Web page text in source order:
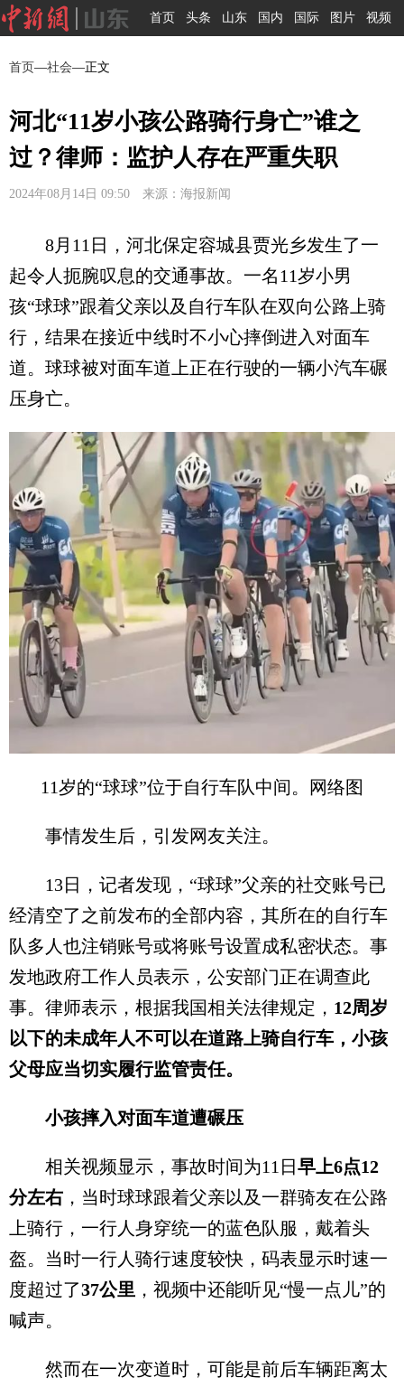
首页 头条 山东 国内 国际 图片 视频
首页—社会—正文
河北“11岁小孩公路骑行身亡”谁之
过？律师：监护人存在严重失职
2024年08月14日 09:50 来源：海报新闻
8月11日，河北保定容城县贾光乡发生了一
起令人扼腕叹息的交通事故。一名11岁小男
孩“球球”跟着父亲以及自行车队在双向公路上骑
行，结果在接近中线时不小心摔倒进入对面车
道。球球被对面车道上正在行驶的一辆小汽车碾
压身亡。
11岁的“球球”位于自行车队中间。网络图
事情发生后，引发网友关注。
13日，记者发现，“球球”父亲的社交账号已
经清空了之前发布的全部内容，其所在的自行车
队多人也注销账号或将账号设置成私密状态。事
发地政府工作人员表示，公安部门正在调查此
事。律师表示，根据我国相关法律规定， 12周岁
以下的未成年人不可以在道路上骑自行车，小孩
父母应当切实履行监管责任。
小孩摔入对面车道遭碾压
相关视频显示，事故时间为11日 早上6点12
分左右 ，当时球球跟着父亲以及一群骑友在公路
上骑行，一行人身穿统一的蓝色队服，戴着头
盔。当时一行人骑行速度较快，码表显示时速一
度超过了37公里 ，视频中还能听见“慢一点儿”的
喊声。
然而在一次变道时，可能是前后车辆距离太